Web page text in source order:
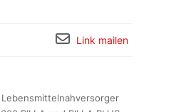
Link mailen